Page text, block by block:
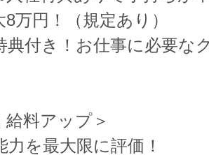
万円！（規定あり）
典付き！お仕事に必要な
給料アップ＞
を最大限に評価！